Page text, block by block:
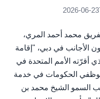
2026-06-
الفريق محمد أحمد المري،
الأجانب في دبي، "إقامة
أقرّته الأمم المتحدة في
موظفي الحكومات في خدمة
السمو الشيخ محمد بن